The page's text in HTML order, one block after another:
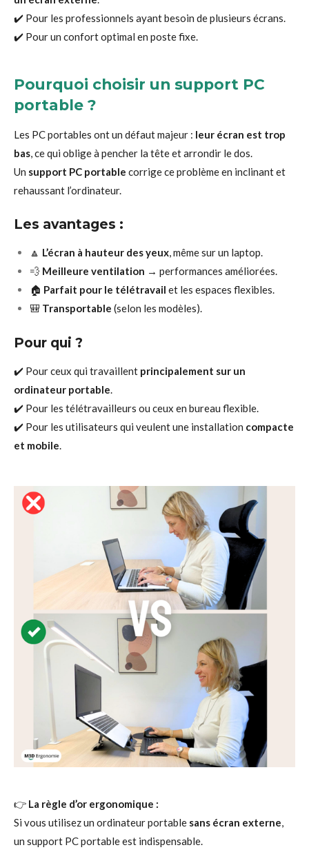
✔️ Pour les professionnels ayant besoin de plusieurs écrans.
✔️ Pour un confort optimal en poste fixe.
Pourquoi choisir un support PC
portable ?
Les PC portables ont un défaut majeur : leur écran est trop
bas, ce qui oblige à pencher la tête et arrondir le dos.
Un support PC portable corrige ce problème en inclinant et
rehaussant l’ordinateur.
Les avantages :
🔼 L’écran à hauteur des yeux, même sur un laptop.
💨 Meilleure ventilation → performances améliorées.
🏠 Parfait pour le télétravail et les espaces flexibles.
🎒 Transportable (selon les modèles).
Pour qui ?
✔️ Pour ceux qui travaillent principalement sur un
ordinateur portable.
✔️ Pour les télétravailleurs ou ceux en bureau flexible.
✔️ Pour les utilisateurs qui veulent une installation compacte
et mobile.
👉 La règle d’or ergonomique :
Si vous utilisez un ordinateur portable sans écran externe,
un support PC portable est indispensable.